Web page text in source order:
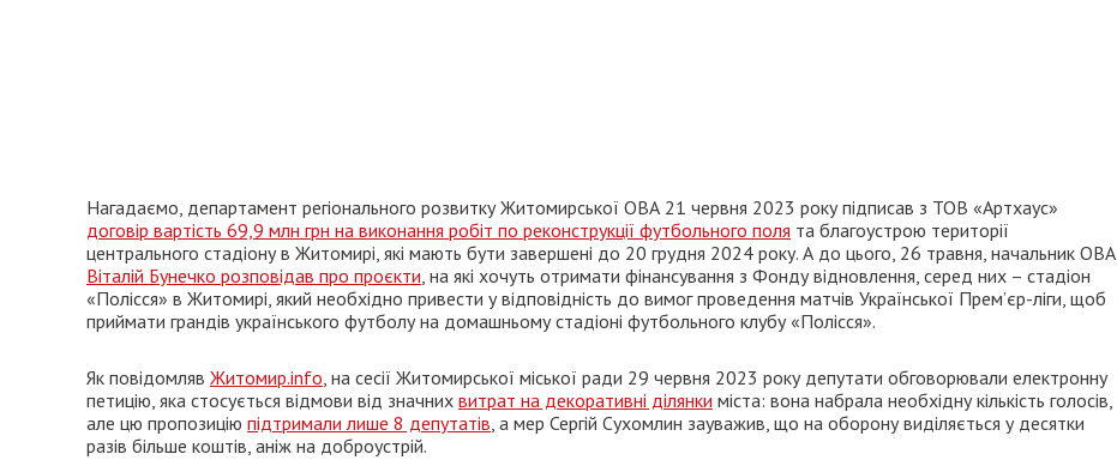
Нагадаємо, департамент регіонального розвитку Житомирської ОВА 21 червня 2023 року підписав з ТОВ «Артхаус»
договір вартість 69,9 млн грн на виконання робіт по реконструкції футбольного поля та благоустрою території
центрального стадіону в Житомирі, які мають бути завершені до 20 грудня 2024 року. А до цього, 26 травня, начальник ОВА
Віталій Бунечко розповідав про проєкти, на які хочуть отримати фінансування з Фонду відновлення, серед них – стадіон
«Полісся» в Житомирі, який необхідно привести у відповідність до вимог проведення матчів Української Прем’єр-ліги, щоб
приймати грандів українського футболу на домашньому стадіоні футбольного клубу «Полісся».
Як повідомляв Житомир.info, на сесії Житомирської міської ради 29 червня 2023 року депутати обговорювали електронну
петицію, яка стосується відмови від значних витрат на декоративні ділянки міста: вона набрала необхідну кількість голосів,
але цю пропозицію підтримали лише 8 депутатів, а мер Сергій Сухомлин зауважив, що на оборону виділяється у десятки
разів більше коштів, аніж на доброустрій.